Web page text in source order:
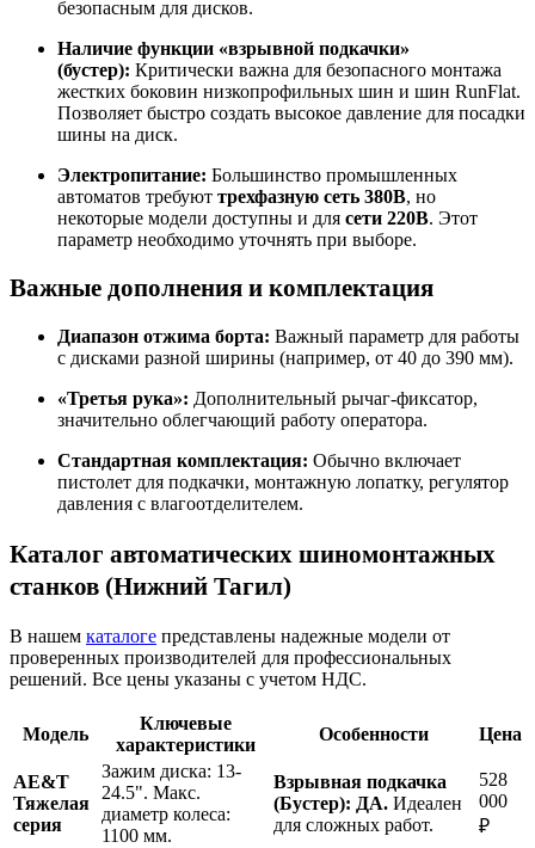
безопасным для дисков.
Наличие функции «взрывной подкачки»
(бустер): Критически важна для безопасного монтажа
жестких боковин низкопрофильных шин и шин RunFlat.
Позволяет быстро создать высокое давление для посадки
шины на диск.
Электропитание: Большинство промышленных
автоматов требуют трехфазную сеть 380В, но
некоторые модели доступны и для сети 220В. Этот
параметр необходимо уточнять при выборе.
Важные дополнения и комплектация
Диапазон отжима борта: Важный параметр для работы
с дисками разной ширины (например, от 40 до 390 мм).
«Третья рука»: Дополнительный рычаг-фиксатор,
значительно облегчающий работу оператора.
Стандартная комплектация: Обычно включает
пистолет для подкачки, монтажную лопатку, регулятор
давления с влагоотделителем.
Каталог автоматических шиномонтажных
станков (Нижний Тагил)
В нашем каталоге представлены надежные модели от
проверенных производителей для профессиональных
решений. Все цены указаны с учетом НДС.
Модель
Ключевые
характеристики
Особенности Цена
AE&T
Тяжелая
серия
Зажим диска: 13-
24.5". Макс.
диаметр колеса:
1100 мм.
Взрывная подкачка
(Бустер): ДА. Идеален
для сложных работ.
528
000
₽